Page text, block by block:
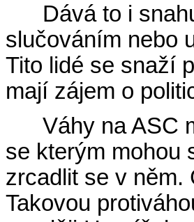
Dává to i
slučováním nebo
Tito lidé se snaží
mají zájem o
Váhy na ASC
se kterým mohou
zrcadlit se v něm.
Takovou